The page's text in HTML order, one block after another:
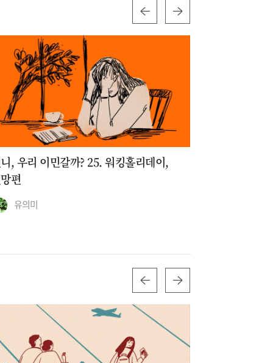
, 우리 이민갈까? 25. 워킹홀리데이,
편
유의미